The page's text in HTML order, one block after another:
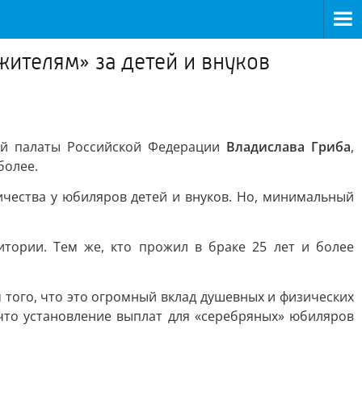
за детей и внуков
палаты Российской Федерации Владислава Гриба,
у юбиляров детей и внуков. Но, минимальный
Тем же, кто прожил в браке 25 лет и более
что это огромный вклад душевных и физических
установление выплат для «серебряных» юбиляров